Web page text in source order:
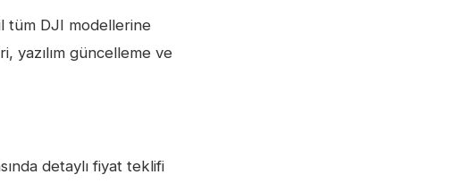
tüm DJI modellerine
yazılım güncelleme ve
detaylı fiyat teklifi